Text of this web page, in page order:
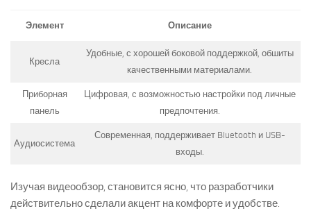
Элемент Описание
Кресла
Удобные, с хорошей боковой поддержкой, обшиты
качественными материалами.
Приборная
панель
Цифровая, с возможностью настройки под личные
предпочтения.
Аудиосистема
Современная, поддерживает Bluetooth и USB-
входы.
Изучая видеообзор, становится ясно, что разработчики
действительно сделали акцент на комфорте и удобстве.